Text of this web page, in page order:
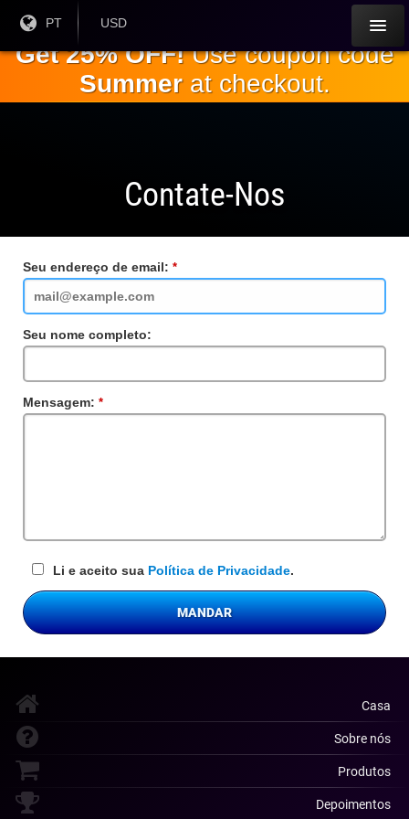
principal
Língua
PT
Moeda
USD
Get 25% OFF!Use coupon code
Summerat checkout.
Contate-Nos
Seu endereço de email:
obrigatório
Seu nome completo:
Mensagem:
obrigatório
Li e aceito sua Política de Privacidade.
MANDAR
Casa
Sobre nós
Produtos
Depoimentos